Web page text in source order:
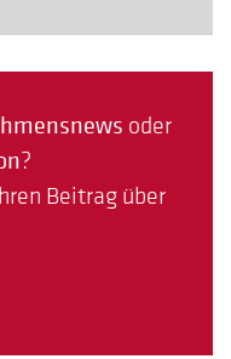
oder
?
Beitrag über